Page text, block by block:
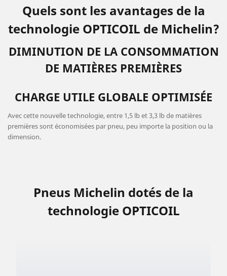
Quels sont les avantages de la
technologie OPTICOIL de Michelin?
DIMINUTION DE LA CONSOMMATION
DE MATIÈRES PREMIÈRES
CHARGE UTILE GLOBALE OPTIMISÉE
Avec cette nouvelle technologie, entre 1,5 lb et 3,3 lb de matières
premières sont économisées par pneu, peu importe la position ou la
dimension.
Pneus Michelin dotés de la
technologie OPTICOIL